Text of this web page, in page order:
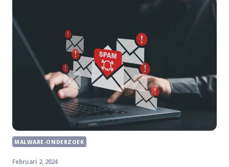
MALWARE-ONDERZOEK
Februari 2, 2024